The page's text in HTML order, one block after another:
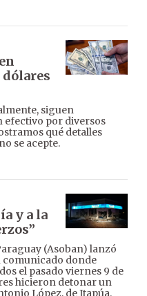
dólares
siguen
efectivo por diversos
qué detalles
se acepte.
y a la
(Asoban) lanzó
comunicado donde
el pasado viernes 9 de
hicieron detonar un
López, de Itapúa.